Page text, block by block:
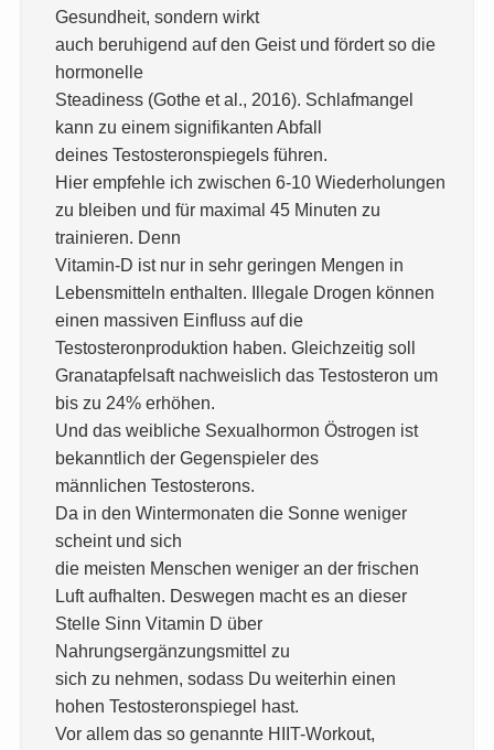
Gesundheit, sondern wirkt
auch beruhigend auf den Geist und fördert so die
hormonelle
Steadiness (Gothe et al., 2016). Schlafmangel
kann zu einem signifikanten Abfall
deines Testosteronspiegels führen.
Hier empfehle ich zwischen 6-10 Wiederholungen
zu bleiben und für maximal 45 Minuten zu
trainieren. Denn
Vitamin-D ist nur in sehr geringen Mengen in
Lebensmitteln enthalten. Illegale Drogen können
einen massiven Einfluss auf die
Testosteronproduktion haben. Gleichzeitig soll
Granatapfelsaft nachweislich das Testosteron um
bis zu 24% erhöhen.
Und das weibliche Sexualhormon Östrogen ist
bekanntlich der Gegenspieler des
männlichen Testosterons.
Da in den Wintermonaten die Sonne weniger
scheint und sich
die meisten Menschen weniger an der frischen
Luft aufhalten. Deswegen macht es an dieser
Stelle Sinn Vitamin D über
Nahrungsergänzungsmittel zu
sich zu nehmen, sodass Du weiterhin einen
hohen Testosteronspiegel hast.
Vor allem das so genannte HIIT-Workout,